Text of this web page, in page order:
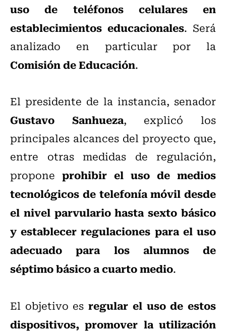
uso de teléfonos celulares en
establecimientos educacionales. Será
analizado en particular por la
Comisión de Educación.
El presidente de la instancia, senador
Gustavo Sanhueza, explicó los
principales alcances del proyecto que,
entre otras medidas de regulación,
propone prohibir el uso de medios
tecnológicos de telefonía móvil desde
el nivel parvulario hasta sexto básico
y establecer regulaciones para el uso
adecuado para los alumnos de
séptimo básico a cuarto medio.
El objetivo esregular el uso de estos
dispositivos, promover la utilización